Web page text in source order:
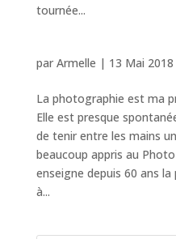
tournée...
par Armelle | 13 Mai 2018
La photographie est ma
Elle est presque
de tenir entre les mains un
beaucoup appris au
enseigne depuis 60 ans
à...